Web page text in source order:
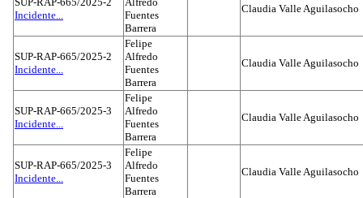
Incidente...
Fuentes
Barrera
Claudia Valle Aguilasocho
SUP-RAP-665/2025-2
Incidente...
Felipe
Alfredo
Fuentes
Barrera
Claudia Valle Aguilasocho
SUP-RAP-665/2025-3
Incidente...
Felipe
Alfredo
Fuentes
Barrera
Claudia Valle Aguilasocho
SUP-RAP-665/2025-3
Incidente...
Felipe
Alfredo
Fuentes
Barrera
Claudia Valle Aguilasocho